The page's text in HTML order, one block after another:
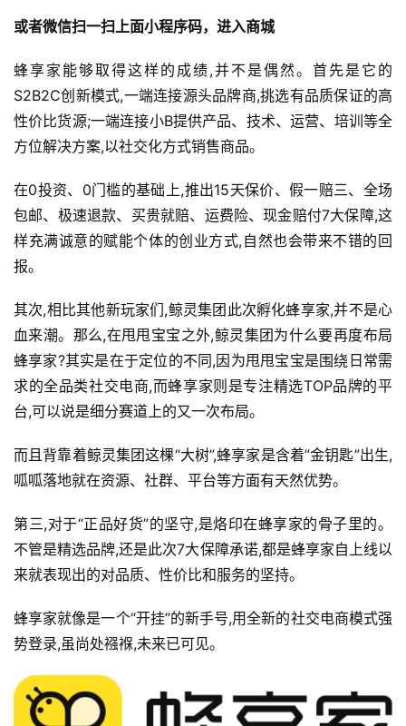
或者微信扫一扫上面小程序码，进入商城
蜂享家能够取得这样的成绩,并不是偶然。首先是它的
S2B2C创新模式,一端连接源头品牌商,挑选有品质保证的高
性价比货源;一端连接小B提供产品、技术、运营、培训等全
方位解决方案,以社交化方式销售商品。
在0投资、0门槛的基础上,推出15天保价、假一赔三、全场
包邮、极速退款、买贵就赔、运费险、现金赔付7大保障,这
样充满诚意的赋能个体的创业方式,自然也会带来不错的回
报。
其次,相比其他新玩家们,鲸灵集团此次孵化蜂享家,并不是心
血来潮。那么,在甩甩宝宝之外,鲸灵集团为什么要再度布局
蜂享家?其实是在于定位的不同,因为甩甩宝宝是围绕日常需
求的全品类社交电商,而蜂享家则是专注精选TOP品牌的平
台,可以说是细分赛道上的又一次布局。
而且背靠着鲸灵集团这棵“大树”,蜂享家是含着”金钥匙”出生,
呱呱落地就在资源、社群、平台等方面有天然优势。
第三,对于“正品好货”的坚守,是烙印在蜂享家的骨子里的。
不管是精选品牌,还是此次7大保障承诺,都是蜂享家自上线以
来就表现出的对品质、性价比和服务的坚持。
蜂享家就像是一个“开挂”的新手号,用全新的社交电商模式强
势登录,虽尚处襁褓,未来已可见。